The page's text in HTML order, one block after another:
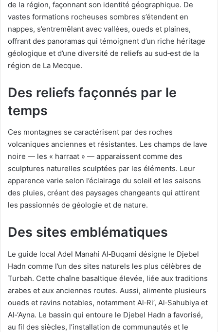
de la région, façonnant son identité géographique. De
vastes formations rocheuses sombres s’étendent en
nappes, s’entremêlant avec vallées, oueds et plaines,
offrant des panoramas qui témoignent d’un riche héritage
géologique et d’une diversité de reliefs au sud‑est de la
région de La Mecque.
Des reliefs façonnés par le
temps
Ces montagnes se caractérisent par des roches
volcaniques anciennes et résistantes. Les champs de lave
noire — les « harraat » — apparaissent comme des
sculptures naturelles sculptées par les éléments. Leur
apparence varie selon l’éclairage du soleil et les saisons
des pluies, créant des paysages changeants qui attirent
les passionnés de géologie et de nature.
Des sites emblématiques
Le guide local Adel Manahi Al‑Buqami désigne le Djebel
Hadn comme l’un des sites naturels les plus célèbres de
Turbah. Cette chaîne basaltique élevée, liée aux traditions
arabes et aux anciennes routes. Aussi, alimente plusieurs
oueds et ravins notables, notamment Al‑Ri‘, Al‑Sahubiya et
Al‑‘Ayna. Le bassin qui entoure le Djebel Hadn a favorisé,
au fil des siècles, l’installation de communautés et le